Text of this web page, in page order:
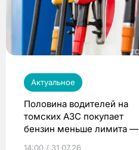
Актуальное
Половина водителей на
томских АЗС покупает
бензин меньше лимита —
14:00 / 31.07.26